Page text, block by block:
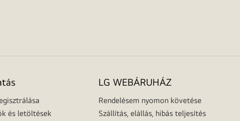
és letöltések
LG WEBÁRUHÁZ
Rendelésem nyomon követése
Szállítás, elállás, hibás teljesítés